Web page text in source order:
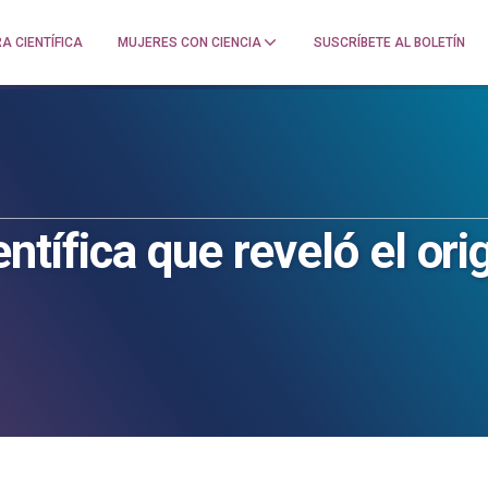
CIENTÍFICA MUJERES CON CIENCIA SUSCRÍBETE AL BOLETÍN
que reveló el